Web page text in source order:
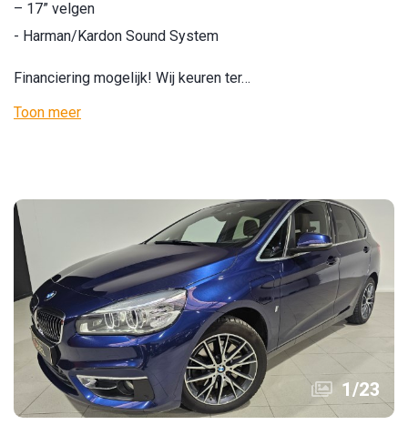
– 17” velgen
- Harman/Kardon Sound System
Financiering mogelijk! Wij keuren ter…
Toon meer
1/23